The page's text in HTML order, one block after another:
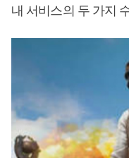
내 서비스의 두 가지